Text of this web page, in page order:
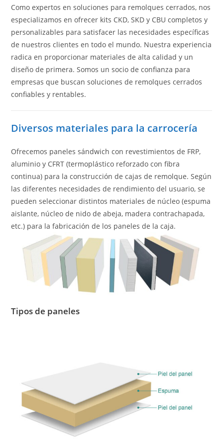
Como expertos en soluciones para remolques cerrados, nos
especializamos en ofrecer kits CKD, SKD y CBU completos y
personalizables para satisfacer las necesidades específicas
de nuestros clientes en todo el mundo. Nuestra experiencia
radica en proporcionar materiales de alta calidad y un
diseño de primera. Somos un socio de confianza para
empresas que buscan soluciones de remolques cerrados
confiables y rentables.
Diversos materiales para la carrocería
Ofrecemos paneles sándwich con revestimientos de FRP,
aluminio y CFRT (termoplástico reforzado con fibra
continua) para la construcción de cajas de remolque. Según
las diferentes necesidades de rendimiento del usuario, se
pueden seleccionar distintos materiales de núcleo (espuma
aislante, núcleo de nido de abeja, madera contrachapada,
etc.) para la fabricación de los paneles de la caja.
Tipos de paneles